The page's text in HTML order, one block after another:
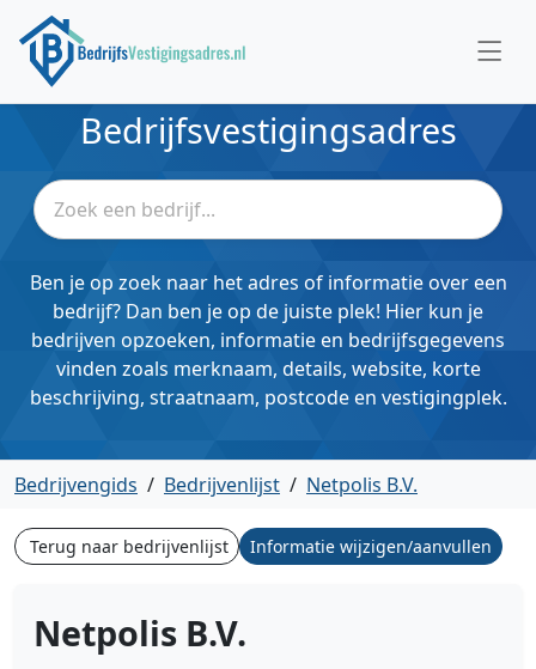
Bedrijfsvestigingsadres
Ben je op zoek naar het adres of informatie over een
bedrijf? Dan ben je op de juiste plek! Hier kun je
bedrijven opzoeken, informatie en bedrijfsgegevens
vinden zoals merknaam, details, website, korte
beschrijving, straatnaam, postcode en vestigingplek.
Bedrijvengids / Bedrijvenlijst / Netpolis B.V.
Terug naar bedrijvenlijst Informatie wijzigen/aanvullen
Netpolis B.V.